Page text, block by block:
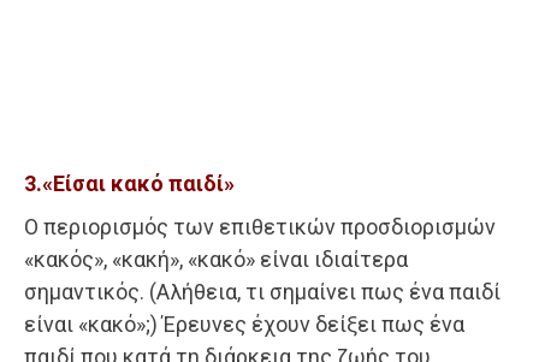
3.«Είσαι κακό παιδί»
Ο περιορισμός των επιθετικών προσδιορισμών
«κακός», «κακή», «κακό» είναι ιδιαίτερα
σημαντικός. (Αλήθεια, τι σημαίνει πως ένα παιδί
είναι «κακό»;) Έρευνες έχουν δείξει πως ένα
παιδί που κατά τη διάρκεια της ζωής του